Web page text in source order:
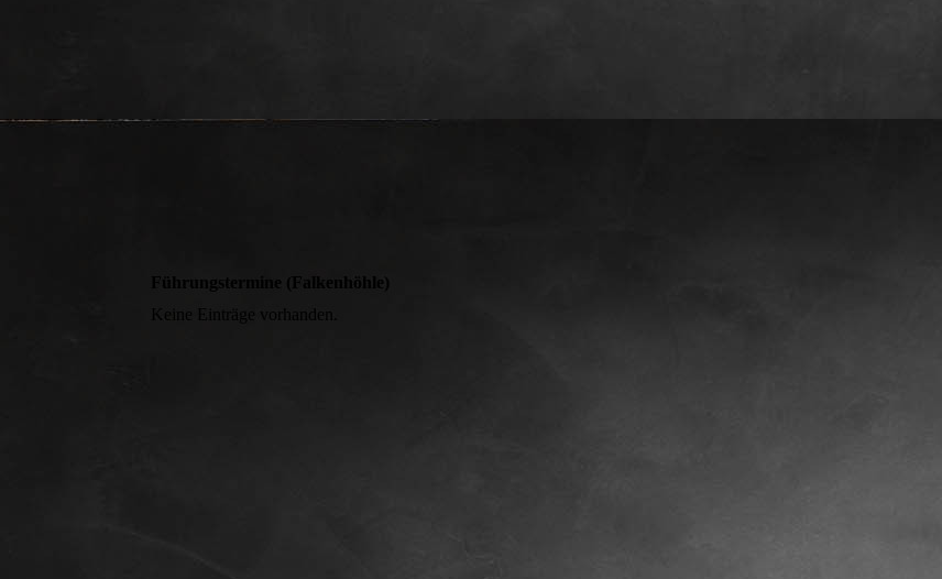
Führungstermine (Falkenhöhle)
Keine Einträge vorhanden.